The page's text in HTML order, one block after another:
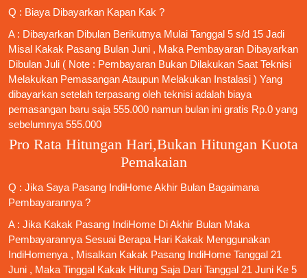
Q : Biaya Dibayarkan Kapan Kak ?
A : Dibayarkan Dibulan Berikutnya Mulai Tanggal 5 s/d 15 Jadi
Misal Kakak Pasang Bulan Juni , Maka Pembayaran Dibayarkan
Dibulan Juli ( Note : Pembayaran Bukan Dilakukan Saat Teknisi
Melakukan Pemasangan Ataupun Melakukan Instalasi ) Yang
dibayarkan setelah terpasang oleh teknisi adalah biaya
pemasangan baru saja 555.000 namun bulan ini gratis Rp.0 yang
sebelumnya 555.000
Pro Rata Hitungan Hari,Bukan Hitungan Kuota
Pemakaian
Q : Jika Saya Pasang IndiHomeAkhir Bulan Bagaimana
Pembayarannya ?
A : Jika Kakak Pasang IndiHome Di Akhir Bulan Maka
Pembayarannya Sesuai Berapa Hari Kakak Menggunakan
IndiHomenya , Misalkan Kakak Pasang IndiHome Tanggal 21
Juni , Maka Tinggal Kakak Hitung Saja Dari Tanggal 21 Juni Ke 5